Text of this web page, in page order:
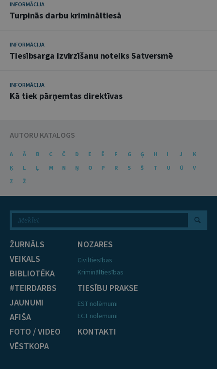
INFORMĀCIJA
Turpinās darbu krimināltiesā
INFORMĀCIJA
Tiesībsarga izvirzīšanu noteiks Satversmē
INFORMĀCIJA
Kā tiek pārņemtas direktīvas
AUTORU KATALOGS
A Ā B C Č D E Ē F G Ģ H I J
K
Ķ
L Ļ M N Ņ O P R S Š T U Ū
V
Z
Ž
ŽURNĀLS
VEIKALS
BIBLIOTĒKA
#TEIRDARBS
JAUNUMI
AFIŠA
FOTO / VIDEO
VĒSTKOPA
NOZARES
Civiltiesības
Krimināltiesības
TIESĪBU PRAKSE
EST nolēmumi
ECT nolēmumi
KONTAKTI